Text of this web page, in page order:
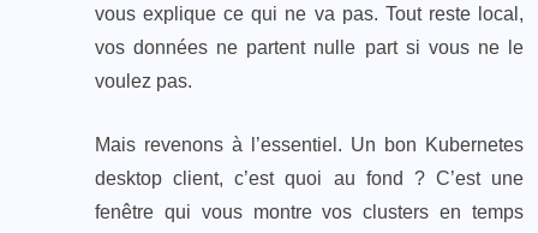
vous explique ce qui ne va pas. Tout reste local,
vos données ne partent nulle part si vous ne le
voulez pas.
Mais revenons à l’essentiel. Un bon Kubernetes
desktop client, c’est quoi au fond ? C’est une
fenêtre qui vous montre vos clusters en temps